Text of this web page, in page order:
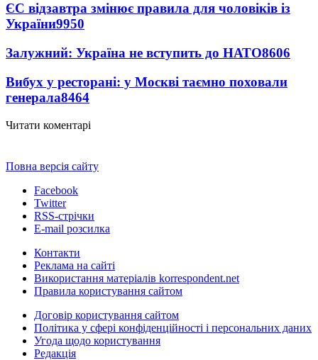
ЄС відзавтра змінює правила для чоловіків із
України9950
Залужний: Україна не вступить до НАТО8606
Вибух у ресторані: у Москві таємно поховали
генерала8464
Читати коментарі
Повна версія сайту
Facebook
Twitter
RSS-стрічки
E-mail розсилка
Контакти
Реклама на сайті
Використання матеріалів korrespondent.net
Правила користування сайтом
Договір користування сайтом
Політика у сфері конфіденційності і персональних даних
Угода щодо користування
Редакція